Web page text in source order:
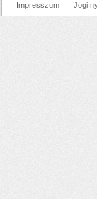
Impresszum Jogi